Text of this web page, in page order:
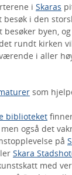
i Skaras
besøk i den
byen,
rundt kirken
i aller
som
biblioteket
men også det
på
Skara
med